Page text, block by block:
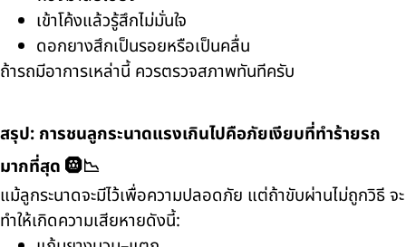
เข้าโค้งแล้วรู้สึกไม่มั่นใจ
ดอกยางสึกเป็นรอยหรือเป็นคลื่น
ถ้ารถมีอาการเหล่านี้ ควรตรวจสภาพทันทีครับ
สรุป: การชนลูกระนาดแรงเกินไปคือภัยเงียบที่ทำร้ายรถ
มากที่สุด 🛞📉
แม้ลูกระนาดจะมีไว้เพื่อความปลอดภัย แต่ถ้าขับผ่านไม่ถูกวิธี จะ
ทำให้เกิดความเสียหายดังนี้: